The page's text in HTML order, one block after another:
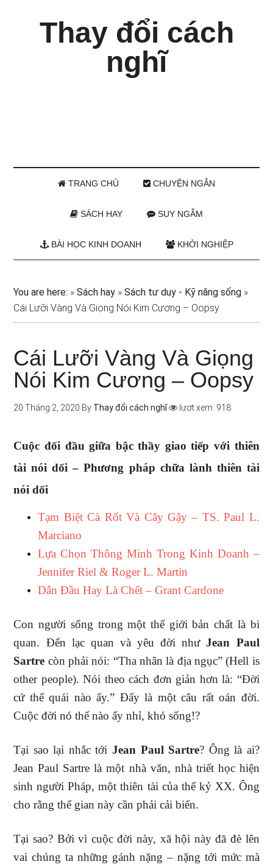
Thay đổi cách
nghĩ
TRANG CHỦ CHUYỆN NGẮN
SÁCH HAY SUY NGẪM
BÀI HỌC KINH DOANH KHỞI NGHIỆP
You are here: »Sách hay »Sách tư duy - Kỹ năng sống »
Cái Lưỡi Vàng Và Giọng Nói Kim Cương – Oopsy
Cái Lưỡi Vàng Và Giọng
Nói Kim Cương – Oopsy
20 Tháng 2, 2020 By Thay đổi cách nghĩ lượt xem: 918
Cuộc đối đầu giữa bậc thầy giao tiếp với thiên
tài nói dối – Phương pháp chữa lành thiên tài
nói dối
Tạm Biệt Cà Rốt Và Cây Gậy – TS. Paul L.
Marciano
Lựa Chọn Thông Minh Trong Kinh Doanh –
Jennifer Riel & Roger L. Martin
Dẫn Đầu Hay Là Chết – Grant Cardone
Con người sống trong một thế giới bản chất là bi
quan. Đến lạc quan và yêu đời nhưJean Paul
Sartre còn phải nói: “Tha nhân là địa ngục” (Hell is
other people). Nói theo cách đơn giản hơn là: “Đời
cứ thế quái nào ấy.” Đấy là một câu rất oán đời.
Cuộc đời nó thế nào ấy nhỉ, khó sống!?
Tại sao lại nhắc tới Jean Paul Sartre? Ông là ai?
Jean Paul Sartre là một nhà văn, nhà triết học hiện
sinh người Pháp, một thiên tài của thế kỷ XX. Ông
cho rằng thế gian này cần phải cải biến.
Tại sao? Bởi vì cuộc đời này, xã hội này đã đè lên
vai chúng ta những gánh nặng – nặng tới mức mà